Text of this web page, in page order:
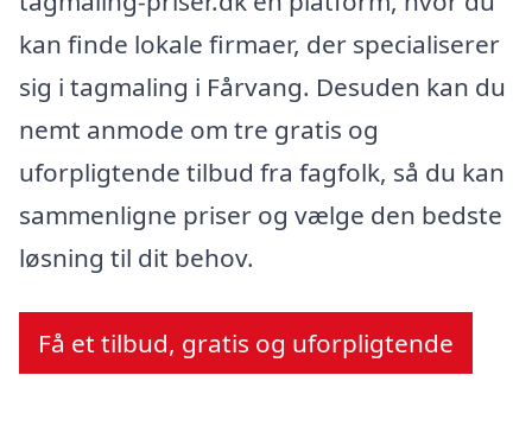
kan finde lokale firmaer, der specialiserer
sig i tagmaling i Fårvang. Desuden kan du
nemt anmode om tre gratis og
uforpligtende tilbud fra fagfolk, så du kan
sammenligne priser og vælge den bedste
løsning til dit behov.
Få et tilbud, gratis og uforpligtende